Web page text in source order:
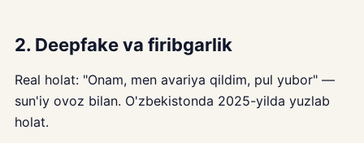
2. Deepfake va firibgarlik
Real holat: "Onam, men avariya qildim, pul yubor" —
sun'iy ovoz bilan. O'zbekistonda 2025-yilda yuzlab
holat.